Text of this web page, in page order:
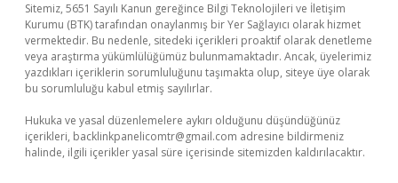
Sitemiz, 5651 Sayılı Kanun gereğince Bilgi Teknolojileri ve İletişim
Kurumu (BTK) tarafından onaylanmış bir Yer Sağlayıcı olarak hizmet
vermektedir. Bu nedenle, sitedeki içerikleri proaktif olarak denetleme
veya araştırma yükümlülüğümüz bulunmamaktadır. Ancak, üyelerimiz
yazdıkları içeriklerin sorumluluğunu taşımakta olup, siteye üye olarak
bu sorumluluğu kabul etmiş sayılırlar.
Hukuka ve yasal düzenlemelere aykırı olduğunu düşündüğünüz
içerikleri, backlinkpanelicomtr@gmail.com adresine bildirmeniz
halinde, ilgili içerikler yasal süre içerisinde sitemizden kaldırılacaktır.